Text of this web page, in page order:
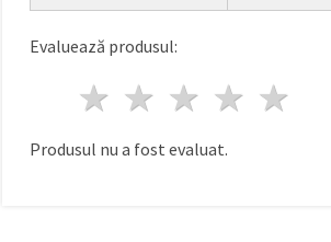
"Salvați"
Аcceptati
Evaluează produsul:
4 stele
3 stele
2 stele
1 stea
Produsul nu a fost evaluat.